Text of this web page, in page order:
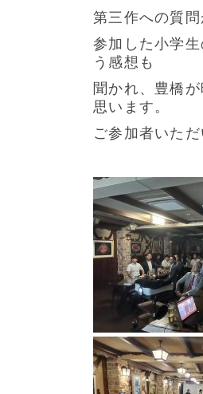
第三作への質
参加した小学
う感想も
聞かれ、豊橋
思います。
ご参加者いた